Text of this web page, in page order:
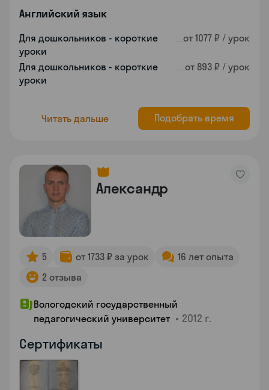
Английский язык
Для дошкольников - короткие
уроки
от 1077 ₽ / урок
Для дошкольников - короткие
уроки
от 893 ₽ / урок
Читать дальше Подобрать время
Александр
5 от 1733 ₽ за урок
16 лет опыта
2 отзыва
Вологодский государственный
педагогический университет • 2012 г.
Сертификаты